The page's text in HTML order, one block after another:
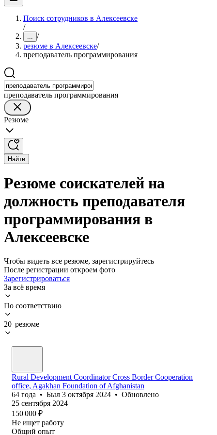
Поиск сотрудников в Алексеевске
/
... /
резюме в Алексеевске/
преподаватель программирования
преподаватель программирования
Резюме
Найти
Резюме соискателей на
должность преподавателя
программирования в
Алексеевске
Чтобы видеть все резюме, зарегистрируйтесь
После регистрации откроем фото
Зарегистрироваться
За всё время
По соответствию
20 резюме
Rural Development Coordinator Cross Border Cooperation
office, Agakhan Foundation of Afghanistan
64 года • Был 3 октября 2024 • Обновлено
25 сентября 2024
150 000 ₽
Не ищет работу
Общий опыт